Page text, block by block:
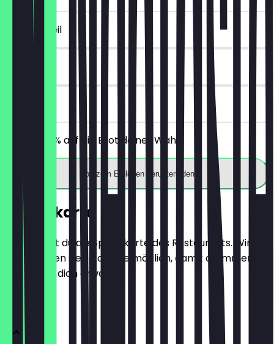
~2 € Vorteil
Erhalte 30% auf ein Brot deiner Wahl.
App zum Einlösen herunterladen
Speisekarte
Hier findest du die Speisekarte des Restaurants. Wir
aktualisieren sie so oft wie möglich, damit du immer
weißt, was dich erwartet.
BRÖTCHEN